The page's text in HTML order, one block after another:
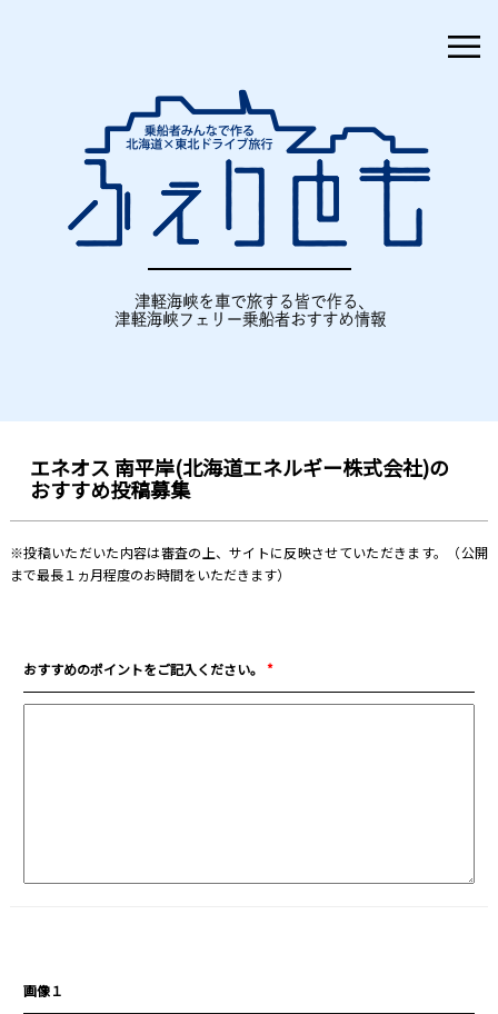
≡
エネオス 南平岸(北海道エネルギー株式会社)の
おすすめ投稿募集
※投稿いただいた内容は審査の上、サイトに反映させていただきます。（公開
まで最長１ヵ月程度のお時間をいただきます）
おすすめのポイントをご記入ください。 *
画像１